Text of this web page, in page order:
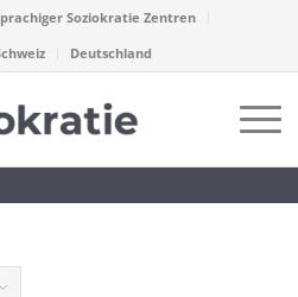
Soziokratie Zentren
Deutschland